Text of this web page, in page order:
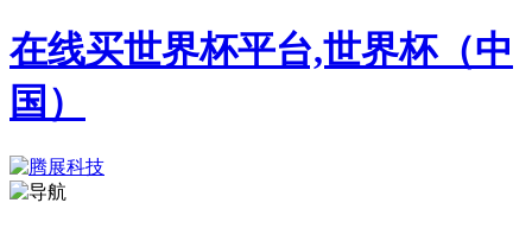
在线买世界杯平台,世界杯（中
国）